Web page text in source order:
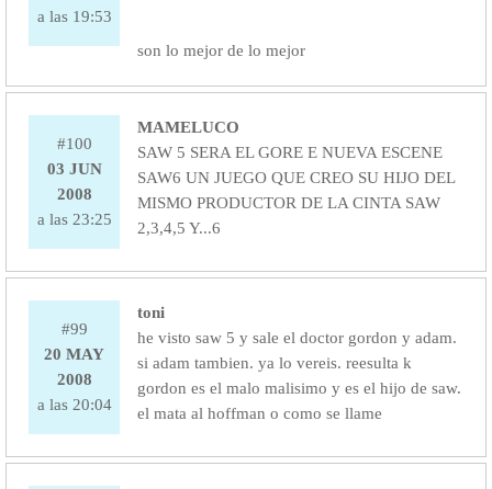
a las 19:53
son lo mejor de lo mejor
#100
03 JUN
2008
a las 23:25
MAMELUCO
SAW 5 SERA EL GORE E NUEVA ESCENE
SAW6 UN JUEGO QUE CREO SU HIJO DEL
MISMO PRODUCTOR DE LA CINTA SAW
2,3,4,5 Y...6
#99
20 MAY
2008
a las 20:04
toni
he visto saw 5 y sale el doctor gordon y adam.
si adam tambien. ya lo vereis. reesulta k
gordon es el malo malisimo y es el hijo de saw.
el mata al hoffman o como se llame